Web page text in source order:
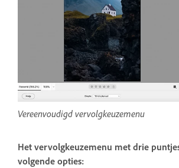
Vereenvoudigd vervolgkeuzemenu
Het vervolgkeuzemenu met drie
volgende opties: